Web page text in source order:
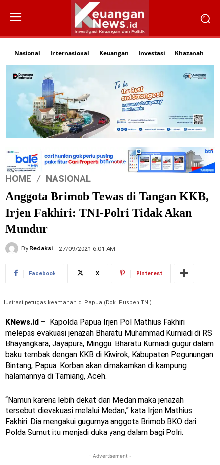
Nasional Internasional Keuangan Investasi Khazanah
HOME NASIONAL
Anggota Brimob Tewas di Tangan KKB,
Irjen Fakhiri: TNI-Polri Tidak Akan
Mundur
By Redaksi 27/09/2021 6:01 AM
Facebook X Pinterest
Ilustrasi petugas keamanan di Papua (Dok. Puspen TNI)
KNews.id – Kapolda Papua Irjen Pol Mathius Fakhiri
melepas evakuasi jenazah Bharatu Muhammad Kurniadi di RS
Bhayangkara, Jayapura, Minggu. Bharatu Kurniadi gugur dalam
baku tembak dengan KKB di Kiwirok, Kabupaten Pegunungan
Bintang, Papua. Korban akan dimakamkan di kampung
halamannya di Tamiang, Aceh.
“Namun karena lebih dekat dari Medan maka jenazah
tersebut dievakuasi melalui Medan,” kata Irjen Mathius
Fakhiri. Dia mengakui gugurnya anggota Brimob BKO dari
Polda Sumut itu menjadi duka yang dalam bagi Polri.
- Advertisement -